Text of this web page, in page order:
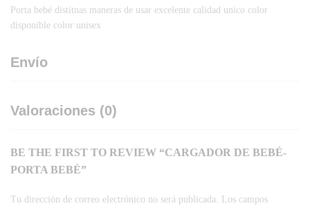
Porta bebé distitnas maneras de usar excelente calidad unico color
disponible color unisex
Envío
Valoraciones (0)
BE THE FIRST TO REVIEW “CARGADOR DE BEBÉ-
PORTA BEBÉ”
Tu dirección de correo electrónico no será publicada.
Los campos